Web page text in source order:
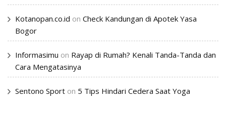
Kotanopan.co.id on Check Kandungan di Apotek Yasa
Bogor
Informasimu on Rayap di Rumah? Kenali Tanda-Tanda dan
Cara Mengatasinya
Sentono Sport on 5 Tips Hindari Cedera Saat Yoga